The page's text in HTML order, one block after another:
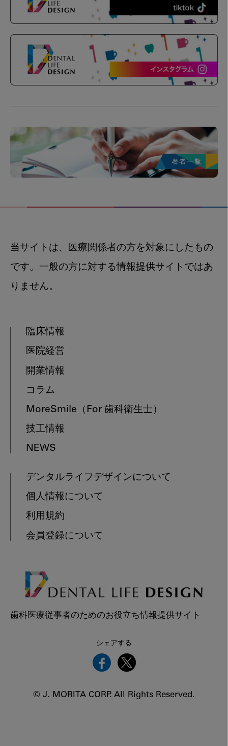
当サイトは、医療関係者の方を対象にしたもの
です。一般の方に対する情報提供サイトではあ
りません。
臨床情報
医院経営
開業情報
コラム
MoreSmile （For 歯科衛生士）
技工情報
NEWS
デンタルライフデザインについて
個人情報について
利用規約
会員登録について
歯科医療従事者のためのお役立ち情報提供サイト
シェアする
© J. MORITA CORP. All Rights Reserved.